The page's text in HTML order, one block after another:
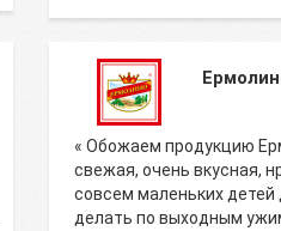
« Обожаем продукцию
свежая, очень вкусная,
совсем маленьких
делать по выходным